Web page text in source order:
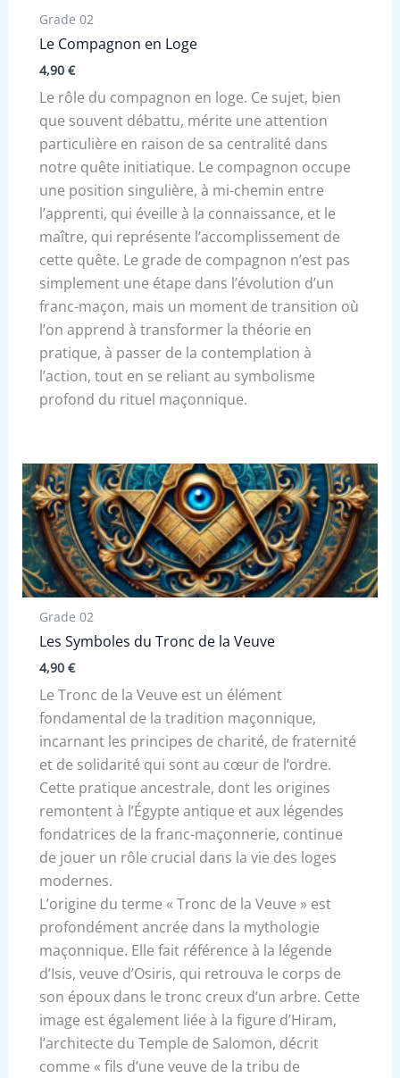
Grade 02
Le Compagnon en Loge
4,90 €
Le rôle du compagnon en loge. Ce sujet, bien
que souvent débattu, mérite une attention
particulière en raison de sa centralité dans
notre quête initiatique. Le compagnon occupe
une position singulière, à mi-chemin entre
l’apprenti, qui éveille à la connaissance, et le
maître, qui représente l’accomplissement de
cette quête. Le grade de compagnon n’est pas
simplement une étape dans l’évolution d’un
franc-maçon, mais un moment de transition où
l’on apprend à transformer la théorie en
pratique, à passer de la contemplation à
l’action, tout en se reliant au symbolisme
profond du rituel maçonnique.
Grade 02
Les Symboles du Tronc de la Veuve
4,90 €
Le Tronc de la Veuve est un élément
fondamental de la tradition maçonnique,
incarnant les principes de charité, de fraternité
et de solidarité qui sont au cœur de l’ordre.
Cette pratique ancestrale, dont les origines
remontent à l’Égypte antique et aux légendes
fondatrices de la franc-maçonnerie, continue
de jouer un rôle crucial dans la vie des loges
modernes.
L’origine du terme « Tronc de la Veuve » est
profondément ancrée dans la mythologie
maçonnique. Elle fait référence à la légende
d’Isis, veuve d’Osiris, qui retrouva le corps de
son époux dans le tronc creux d’un arbre. Cette
image est également liée à la figure d’Hiram,
l’architecte du Temple de Salomon, décrit
comme « fils d’une veuve de la tribu de